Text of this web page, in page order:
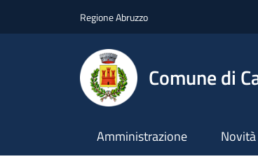
Regione Abruzzo
Comune di
Amministrazione Novità